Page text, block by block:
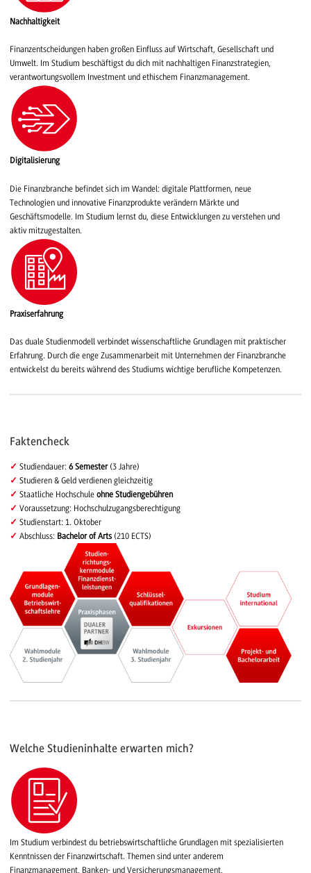
Nachhaltigkeit
Finanzentscheidungen haben großen Einfluss auf Wirtschaft, Gesellschaft und
Umwelt. Im Studium beschäftigst du dich mit nachhaltigen Finanzstrategien,
verantwortungsvollem Investment und ethischem Finanzmanagement.
Digitalisierung
Die Finanzbranche befindet sich im Wandel: digitale Plattformen, neue
Technologien und innovative Finanzprodukte verändern Märkte und
Geschäftsmodelle. Im Studium lernst du, diese Entwicklungen zu verstehen und
aktiv mitzugestalten.
Praxiserfahrung
Das duale Studienmodell verbindet wissenschaftliche Grundlagen mit praktischer
Erfahrung. Durch die enge Zusammenarbeit mit Unternehmen der Finanzbranche
entwickelst du bereits während des Studiums wichtige berufliche Kompetenzen.
Faktencheck
✓ Studiendauer: 6 Semester(3 Jahre)
✓ Studieren & Geld verdienen gleichzeitig
✓ Staatliche Hochschule ohne Studiengebühren
✓ Voraussetzung: Hochschulzugangsberechtigung
✓ Studienstart: 1. Oktober
✓ Abschluss: Bachelor of Arts (210 ECTS)
Welche Studieninhalte erwarten mich?
Im Studium verbindest du betriebswirtschaftliche Grundlagen mit spezialisierten
Kenntnissen der Finanzwirtschaft. Themen sind unter anderem
Finanzmanagement, Banken- und Versicherungsmanagement,